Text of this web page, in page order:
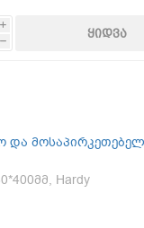
i
h
და
Hardy